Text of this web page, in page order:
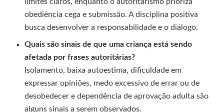
obediência cega e submissão. A disciplina positiva
busca desenvolver a responsabilidade e o diálogo.
Quais são sinais de que uma criança está sendo
afetada por frases autoritárias?
Isolamento, baixa autoestima, dificuldade em
expressar opiniões, medo excessivo de errar ou de
desobedecer e dependência de aprovação adulta são
alguns sinais a serem observados.